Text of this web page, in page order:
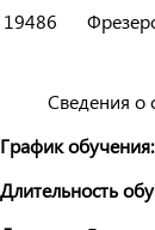
19486
Сведения о
График обучения:
Длительность